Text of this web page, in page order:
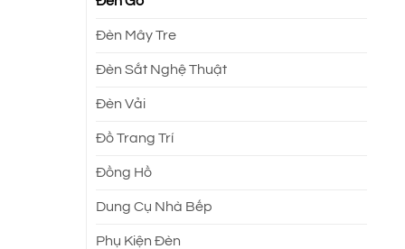
Đèn Mây Tre
Đèn Sắt Nghệ Thuật
Đèn Vải
Đồ Trang Trí
Đồng Hồ
Dung Cụ Nhà Bếp
Phụ Kiện Đèn